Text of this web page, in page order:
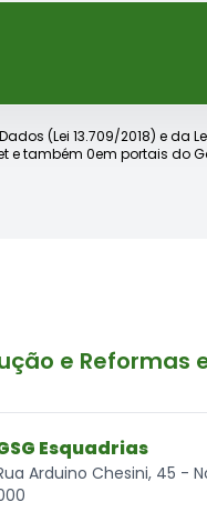
(Lei 13.709/2018) e da
também 0em portais do
e Reformas
Esquadrias
Arduino Chesini, 45 -